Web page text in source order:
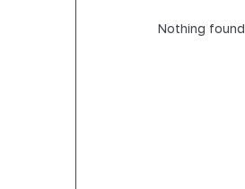
Nothing found